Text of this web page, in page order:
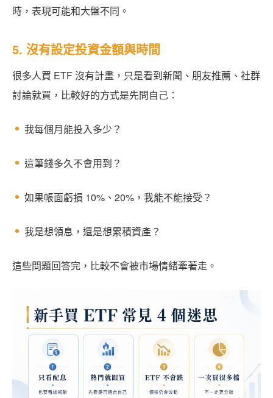
時，表現可能和大盤不同。
5. 沒有設定投資金額與時間
很多人買 ETF 沒有計畫，只是看到新聞、朋友推薦、社群
討論就買，比較好的方式是先問自己：
我每個月能投入多少？
這筆錢多久不會用到？
如果帳面虧損 10%、20%，我能不能接受？
我是想領息，還是想累積資產？
這些問題回答完，比較不會被市場情緒牽著走。